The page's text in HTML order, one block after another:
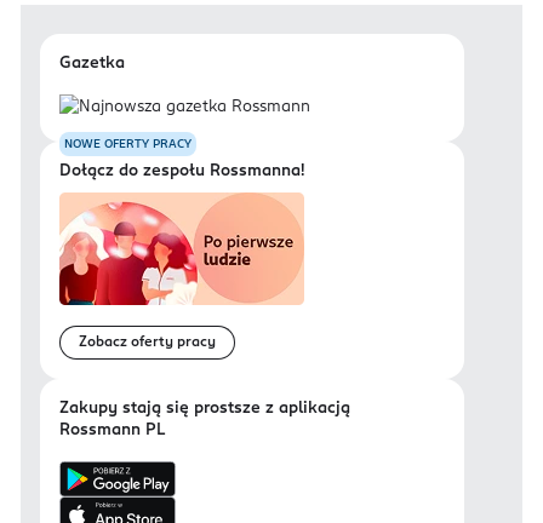
Gazetka
NOWE OFERTY PRACY
Dołącz do zespołu Rossmanna!
Zobacz oferty pracy
Zakupy stają się prostsze z aplikacją
Rossmann PL